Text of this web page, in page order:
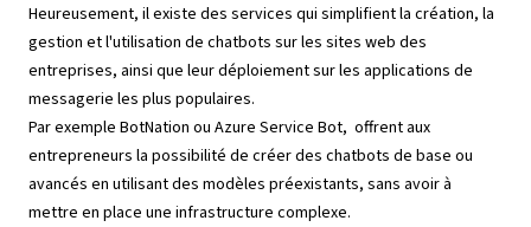
Heureusement, il existe des services qui simplifient la création, la
gestion et l'utilisation de chatbots sur les sites web des
entreprises, ainsi que leur déploiement sur les applications de
messagerie les plus populaires.
Par exemple BotNation ou Azure Service Bot, offrent aux
entrepreneurs la possibilité de créer des chatbots de base ou
avancés en utilisant des modèles préexistants, sans avoir à
mettre en place une infrastructure complexe.